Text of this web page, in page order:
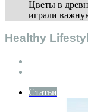
Цветы в
играли
Healthy
Статьи